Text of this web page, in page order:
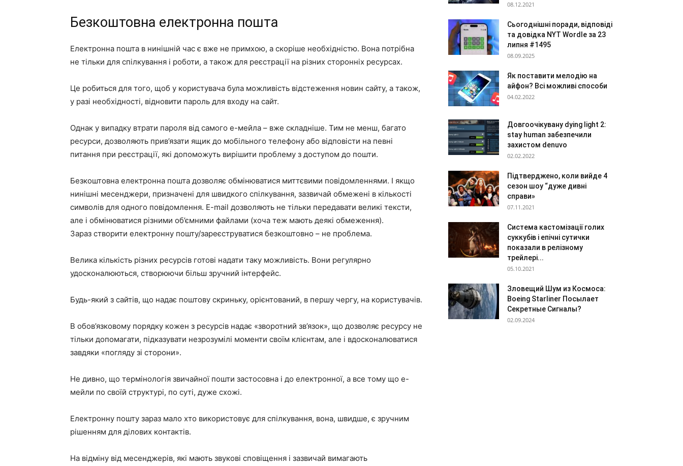
Безкоштовна електронна пошта
Електронна пошта в нинішній час є вже не примхою, а скоріше необхідністю. Вона потрібна
не тільки для спілкування і роботи, а також для реєстрації на різних сторонніх ресурсах.
Це робиться для того, щоб у користувача була можливість відстеження новин сайту, а також,
у разі необхідності, відновити пароль для входу на сайт.
Однак у випадку втрати пароля від самого е-мейла – вже складніше. Тим не менш, багато
ресурси, дозволяють прив’язати ящик до мобільного телефону або відповісти на певні
питання при реєстрації, які допоможуть вирішити проблему з доступом до пошти.
Безкоштовна електронна пошта дозволяє обмінюватися миттєвими повідомленнями. І якщо
нинішні месенджери, призначені для швидкого спілкування, зазвичай обмежені в кількості
символів для одного повідомлення. E-mail дозволяють не тільки передавати великі тексти,
але і обмінюватися різними об’ємними файлами (хоча теж мають деякі обмеження).
Зараз створити електронну пошту/зареєструватися безкоштовно – не проблема.
Велика кількість різних ресурсів готові надати таку можливість. Вони регулярно
удосконалюються, створюючи більш зручний інтерфейс.
Будь-який з сайтів, що надає поштову скриньку, орієнтований, в першу чергу, на користувачів.
В обов’язковому порядку кожен з ресурсів надає «зворотний зв’язок», що дозволяє ресурсу не
тільки допомагати, підказувати незрозумілі моменти своїм клієнтам, але і вдосконалюватися
завдяки «погляду зі сторони».
Не дивно, що термінологія звичайної пошти застосовна і до електронної, а все тому що е-
мейли по своїй структурі, по суті, дуже схожі.
Електронну пошту зараз мало хто використовує для спілкування, вона, швидше, є зручним
рішенням для ділових контактів.
На відміну від месенджерів, які мають звукові сповіщення і зазвичай вимагають
08.12.2021
Сьогоднішні поради, відповіді
та довідка NYT Wordle за 23
липня #1495
08.09.2025
Як поставити мелодію на
айфон? Всі можливі способи
04.02.2022
Довгоочікувану dying light 2:
stay human забезпечили
захистом denuvo
02.02.2022
Підтверджено, коли вийде 4
сезон шоу “дуже дивні
справи»
07.11.2021
Система кастомізації голих
суккубів і епічні сутички
показали в релізному
трейлері...
05.10.2021
Зловещий Шум из Космоса:
Boeing Starliner Посылает
Секретные Сигналы?
02.09.2024